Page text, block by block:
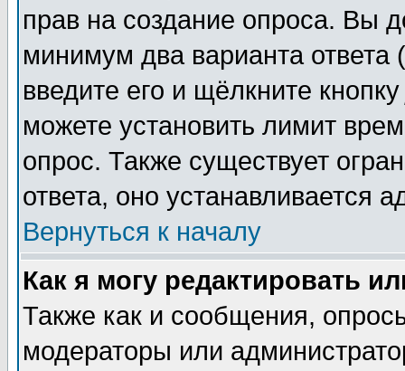
прав на создание опроса. Вы
минимум два варианта ответа
введите его и щёлкните
можете установить лимит
опрос. Также существует
ответа, оно устанавливается
Вернуться к началу
Как я могу редактировать
Также как и сообщения,
модераторы или